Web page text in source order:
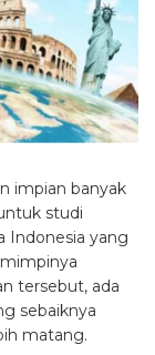
impian banyak
studi
Indonesia yang
tersebut, ada
sebaiknya
matang.